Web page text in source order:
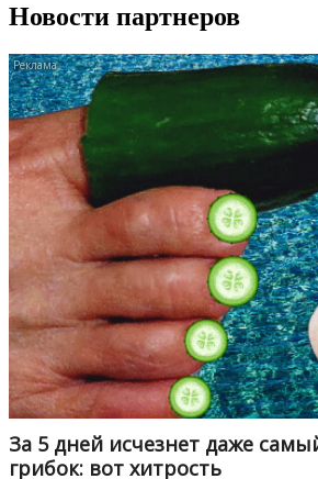
Новости партнеров
За 5 дней исчезнет даже
грибок: вот хитрость